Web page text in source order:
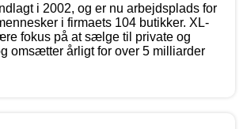
i 2002, og er nu arbejdsplads for
i firmaets 104 butikker. XL-
fokus på at sælge til private og
omsætter årligt for over 5 milliarder